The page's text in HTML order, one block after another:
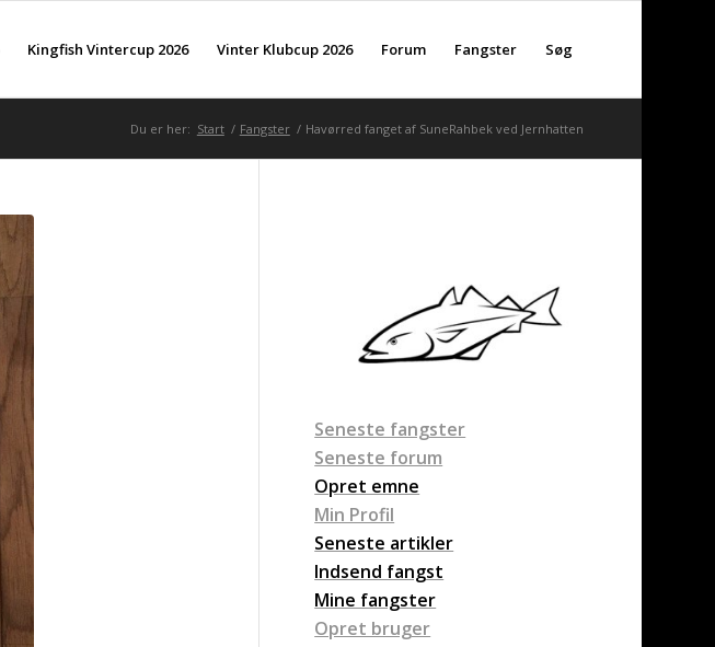
Kingfish Vintercup 2026 Vinter Klubcup 2026 Forum Fangster Søg
Du er her: Start / Fangster / Havørred fanget af SuneRahbek ved Jernhatten
Seneste fangster
Seneste forum
Opret emne
Min Profil
Seneste artikler
Indsend fangst
Mine fangster
Opret bruger